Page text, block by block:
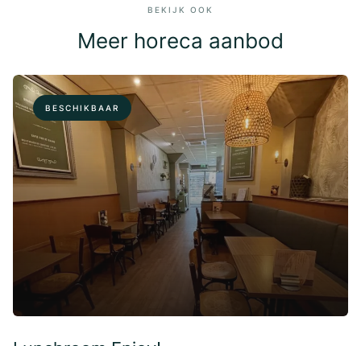
BEKIJK OOK
Meer horeca aanbod
BESCHIKBAAR